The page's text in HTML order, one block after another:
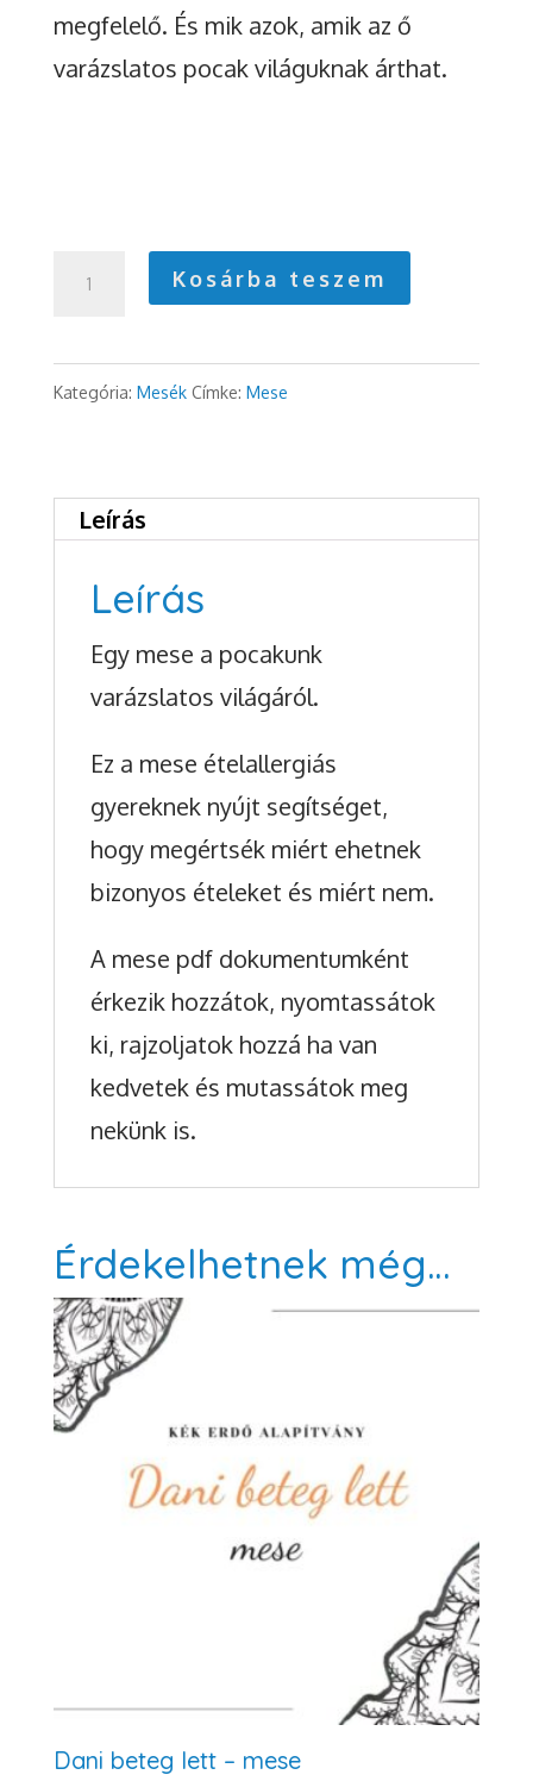
megfelelő. És mik azok, amik az ő
varázslatos pocak világuknak árthat.
pocakunk
varázslatos
világa
Kosárba teszem
Kategória: Mesék Címke: Mese
Leírás
Leírás
Egy mese a pocakunk
varázslatos világáról.
Ez a mese ételallergiás
gyereknek nyújt segítséget,
hogy megértsék miért ehetnek
bizonyos ételeket és miért nem.
A mese pdf dokumentumként
érkezik hozzátok, nyomtassátok
ki, rajzoljatok hozzá ha van
kedvetek és mutassátok meg
nekünk is.
Érdekelhetnek még…
Dani beteg lett – mese